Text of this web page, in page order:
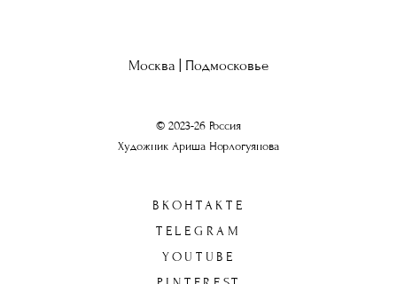
Москва | Подмосковье
© 2023-26 Россия
Художник Ариша Норлогуянова
ВКОНТАКТЕ
TELEGRAM
YOUTUBE